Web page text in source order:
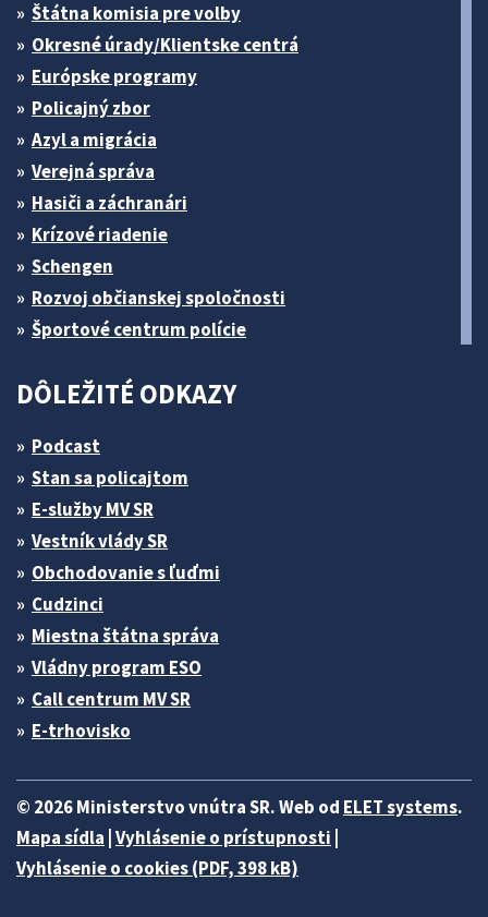
Štátna komisia pre volby
Okresné úrady/Klientske centrá
Európske programy
Policajný zbor
Azyl a migrácia
Verejná správa
Hasiči a záchranári
Krízové riadenie
Schengen
Rozvoj občianskej spoločnosti
Športové centrum polície
DÔLEŽITÉ ODKAZY
Podcast
Stan sa policajtom
E-služby MV SR
Vestník vlády SR
Obchodovanie s ľuďmi
Cudzinci
Miestna štátna správa
Vládny program ESO
Call centrum MV SR
E-trhovisko
© 2026 Ministerstvo vnútra SR. Web od ELET systems.
Mapa sídla Vyhlásenie o prístupnosti
Vyhlásenie o cookies (PDF, 398 kB)